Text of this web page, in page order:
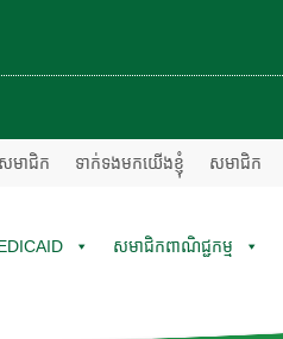
មាជិក ទាក់ទងមកយើងខ្ញុំ សមាជិក
សមាជិកពាណិជ្ជកម្ម